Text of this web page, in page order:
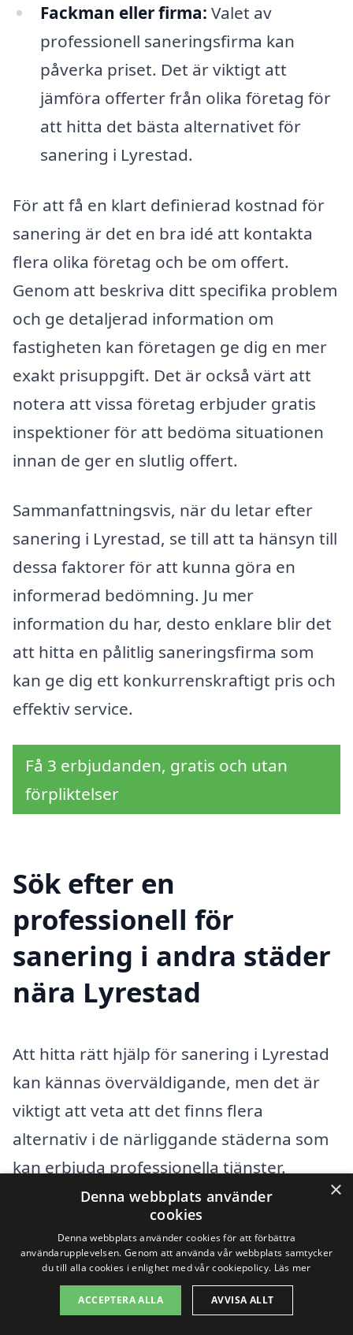
Fackman eller firma: Valet av
professionell saneringsfirma kan
påverka priset. Det är viktigt att
jämföra offerter från olika företag för
att hitta det bästa alternativet för
sanering i Lyrestad.
För att få en klart definierad kostnad för
sanering är det en bra idé att kontakta
flera olika företag och be om offert.
Genom att beskriva ditt specifika problem
och ge detaljerad information om
fastigheten kan företagen ge dig en mer
exakt prisuppgift. Det är också värt att
notera att vissa företag erbjuder gratis
inspektioner för att bedöma situationen
innan de ger en slutlig offert.
Sammanfattningsvis, när du letar efter
sanering i Lyrestad, se till att ta hänsyn till
dessa faktorer för att kunna göra en
informerad bedömning. Ju mer
information du har, desto enklare blir det
att hitta en pålitlig saneringsfirma som
kan ge dig ett konkurrenskraftigt pris och
effektiv service.
Få 3 erbjudanden, gratis och utan
förpliktelser
Sök efter en
professionell för
sanering i andra städer
nära Lyrestad
Att hitta rätt hjälp för sanering i Lyrestad
kan kännas överväldigande, men det är
viktigt att veta att det finns flera
alternativ i de närliggande städerna som
kan erbjuda professionella tjänster.
Sanering omfattar en rad olika områden,
inklusive avlägsnande av skadliga ämnen
som mögel, asbest eller andra hälsorisker.
För att göra din sökning enklare har vi
samlat information om kompetenta
×
Denna webbplats använder
cookies
Denna webbplats använder cookies för att förbättra
användarupplevelsen. Genom att använda vår webbplats samtycker
du till alla cookies i enlighet med vår cookiepolicy. Läs mer
ACCEPTERA ALLA AVVISA ALLT